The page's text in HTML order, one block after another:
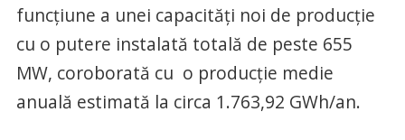
funcţiune a unei capacităţi noi de producţie
cu o putere instalată totală de peste 655
MW, coroborată cu o producţie medie
anuală estimată la circa 1.763,92 GWh/an.